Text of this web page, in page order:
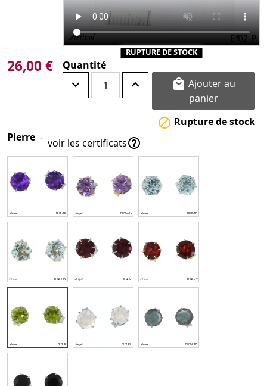
RUPTURE DE STOCK
26,00 € Quantité
 Ajouter au
panier
 Rupture de stock
Pierre - voir les certificats